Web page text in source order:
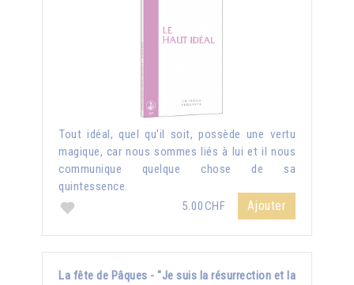
Tout idéal, quel qu'il soit, possède une vertu
magique, car nous sommes liés à lui et il nous
communique quelque chose de sa
quintessence.
5.00CHF
Ajouter
La fête de Pâques - "Je suis la résurrection et la